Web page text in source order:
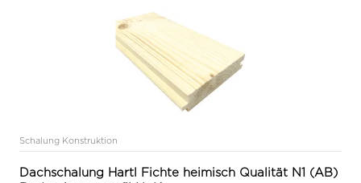
Schalung Konstruktion
Dachschalung Hartl Fichte heimisch Qualität N1 (AB)